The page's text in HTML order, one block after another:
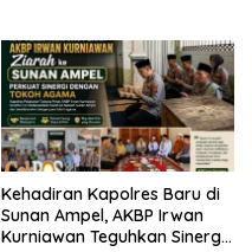
Kehadiran Kapolres Baru di
Sunan Ampel, AKBP Irwan
Kurniawan Teguhkan Sinergi